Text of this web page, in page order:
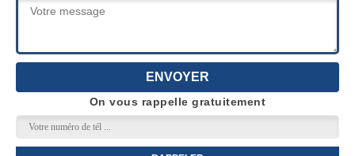
On vous rappelle gratuitement